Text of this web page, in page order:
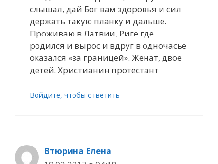
слышал, дай Бог вам здоровья и сил
держать такую планку и дальше.
Проживаю в Латвии, Риге где
родился и вырос и вдруг в одночасье
оказался «за границей». Женат, двое
детей. Христианин протестант
Войдите, чтобы ответить
Втюрина Елена